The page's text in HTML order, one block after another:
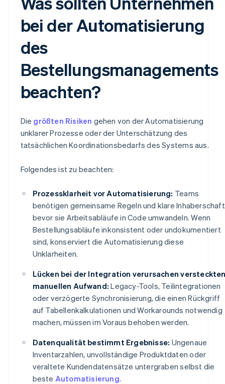
bei der Automatisierung
des
Bestellungsmanagements
beachten?
Die größten Risiken gehen von der Automatisierung
unklarer Prozesse oder der Unterschätzung des
tatsächlichen Koordinationsbedarfs des Systems aus.
Folgendes ist zu beachten:
Prozessklarheit vor Automatisierung: Teams
benötigen gemeinsame Regeln und klare
bevor sie Arbeitsabläufe in Code umwandeln. Wenn
Bestellungsabläufe inkonsistent oder undokumentiert
sind, konserviert die Automatisierung diese
Unklarheiten.
Lücken bei der Integration verursachen
manuellen Aufwand: Legacy-Tools, Teilintegrationen
oder verzögerte Synchronisierung, die einen Rückgriff
auf Tabellenkalkulationen und Workarounds notwendig
machen, müssen im Voraus behoben werden.
Datenqualität bestimmt Ergebnisse: Ungenaue
Inventarzahlen, unvollständige Produktdaten oder
veraltete Kundendatensätze untergraben selbst die
beste Automatisierung.